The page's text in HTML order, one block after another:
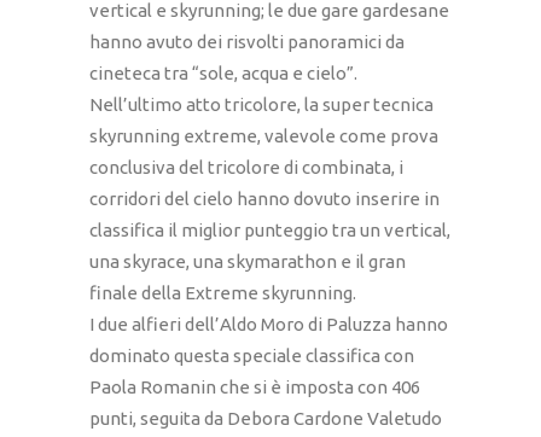
vertical e skyrunning; le due gare gardesane
hanno avuto dei risvolti panoramici da
cineteca tra “sole, acqua e cielo”.
Nell’ultimo atto tricolore, la super tecnica
skyrunning extreme, valevole come prova
conclusiva del tricolore di combinata, i
corridori del cielo hanno dovuto inserire in
classifica il miglior punteggio tra un vertical,
una skyrace, una skymarathon e il gran
finale della Extreme skyrunning.
I due alfieri dell’Aldo Moro di Paluzza hanno
dominato questa speciale classifica con
Paola Romanin che si è imposta con 406
punti, seguita da Debora Cardone Valetudo